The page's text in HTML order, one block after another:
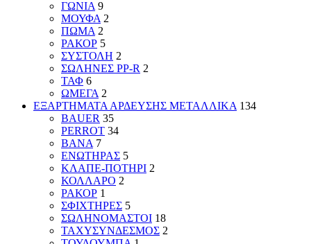
ΓΩΝΙΑ 9
ΜΟΥΦΑ 2
ΠΩΜΑ 2
ΡΑΚΟΡ 5
ΣΥΣΤΟΛΗ 2
ΣΩΛΗΝΕΣ PP-R 2
ΤΑΦ 6
ΩΜΕΓΑ 2
ΕΞΑΡΤΗΜΑΤΑ ΑΡΔΕΥΣΗΣ ΜΕΤΑΛΛΙΚΑ 134
BAUER 35
PERROT 34
ΒΑΝΑ 7
ΕΝΩΤΗΡΑΣ 5
ΚΛΑΠΕ-ΠΟΤΗΡΙ 2
ΚΟΛΛΑΡΟ 2
ΡΑΚΟΡ 1
ΣΦΙΧΤΗΡΕΣ 5
ΣΩΛΗΝΟΜΑΣΤΟΙ 18
ΤΑΧΥΣΥΝΔΕΣΜΟΣ 2